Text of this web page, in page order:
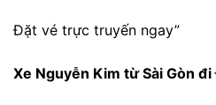
Đặt vé trực truyến ngay”
Xe Nguyễn Kim từ Sài Gòn đi